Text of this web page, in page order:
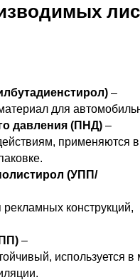
–
для
давления (ПНД) –
применяются в
(УПП/
конструкций,
–
используется